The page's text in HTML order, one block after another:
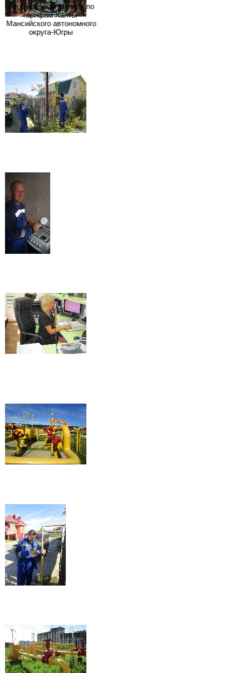
Региональная служба по
тарифам Ханты-
Мансийского автономного
округа-Югры